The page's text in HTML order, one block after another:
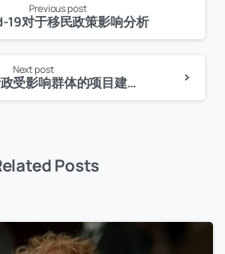
Previous post
19对于移民政策影响分析
Next post
2020PEQ新政受影响群体的项目建议
Posts